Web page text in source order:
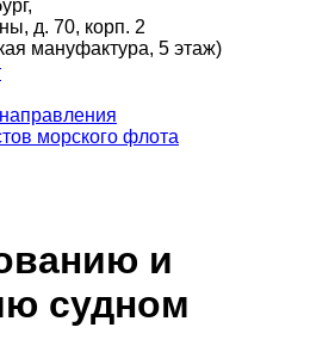
д. 70, корп. 2
мануфактура, 5 этаж)
морского флота
и
судном